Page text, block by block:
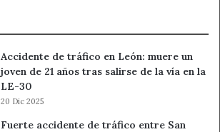
Accidente de tráfico en León: muere un
joven de 21 años tras salirse de la vía en la
LE-30
20 Dic 2025
Fuerte accidente de tráfico entre San